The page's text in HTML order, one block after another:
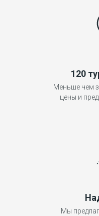
120
Меньше чем
цены и
Мы